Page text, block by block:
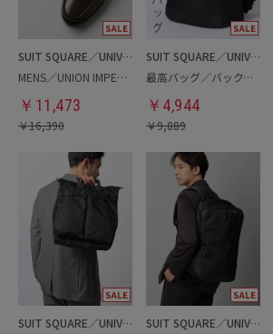
SUIT SQUARE／UNIVERSAL LANGUAGE
MENS／UNION IMPERIAL監修／コインローファー
￥ 11,473
￥16,390
SUIT SQUARE／UNIVERSAL LANGUAGE
最高バッグ／バックパック
￥ 4,944
￥9,889
SUIT SQUARE／UNIVERSAL LANGUAGE
SUIT SQUARE／UNIVERSAL LANGUAGE